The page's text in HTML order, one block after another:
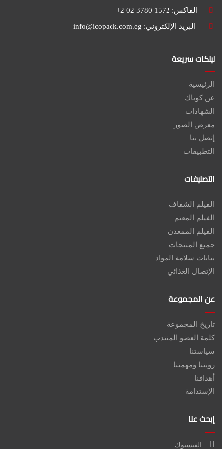
الفاكس: 1572 3780 02 2+
البريد الإلكتروني: info@icopack.com.eg
لينكات سريعة
الرئيسية
عن كوباك
الشهادات
معرض الصور
إتصل بنا
التطبيقات
التصنيفات
الفيلم الشفاف
الفيلم المعتم
الفيلم الممعدن
جميع المنتجات
بيانات سلامة المواد
الإتصال الغذائي
عن المجموعة
تاريخ المجموعة
كلمة العضو المنتدب
سياستنا
رؤيتنا ومهمتنا
أهدافنا
الإستدامة
إبحث عنا
الفيسبوك